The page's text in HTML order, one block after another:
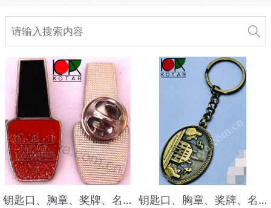
钥匙口、胸章、奖牌、名牌及各种金属小礼品 钥匙口、胸章、奖牌、名牌及各种金属小礼品